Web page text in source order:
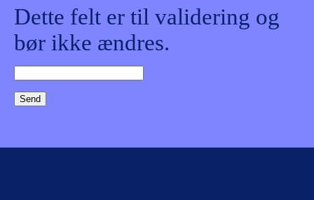
Dette felt er til validering og
bør ikke ændres.